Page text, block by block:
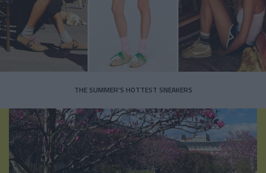
THE SUMMER’S HOTTEST SNEAKERS